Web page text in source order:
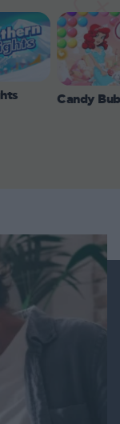
Candy